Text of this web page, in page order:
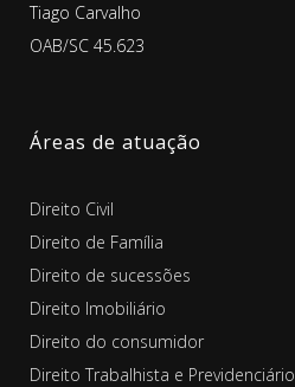
Tiago Carvalho
OAB/SC 45.623
Áreas de atuação
Direito Civil
Direito de Família
Direito de sucessões
Direito Imobiliário
Direito do consumidor
Direito Trabalhista e Previdenciário